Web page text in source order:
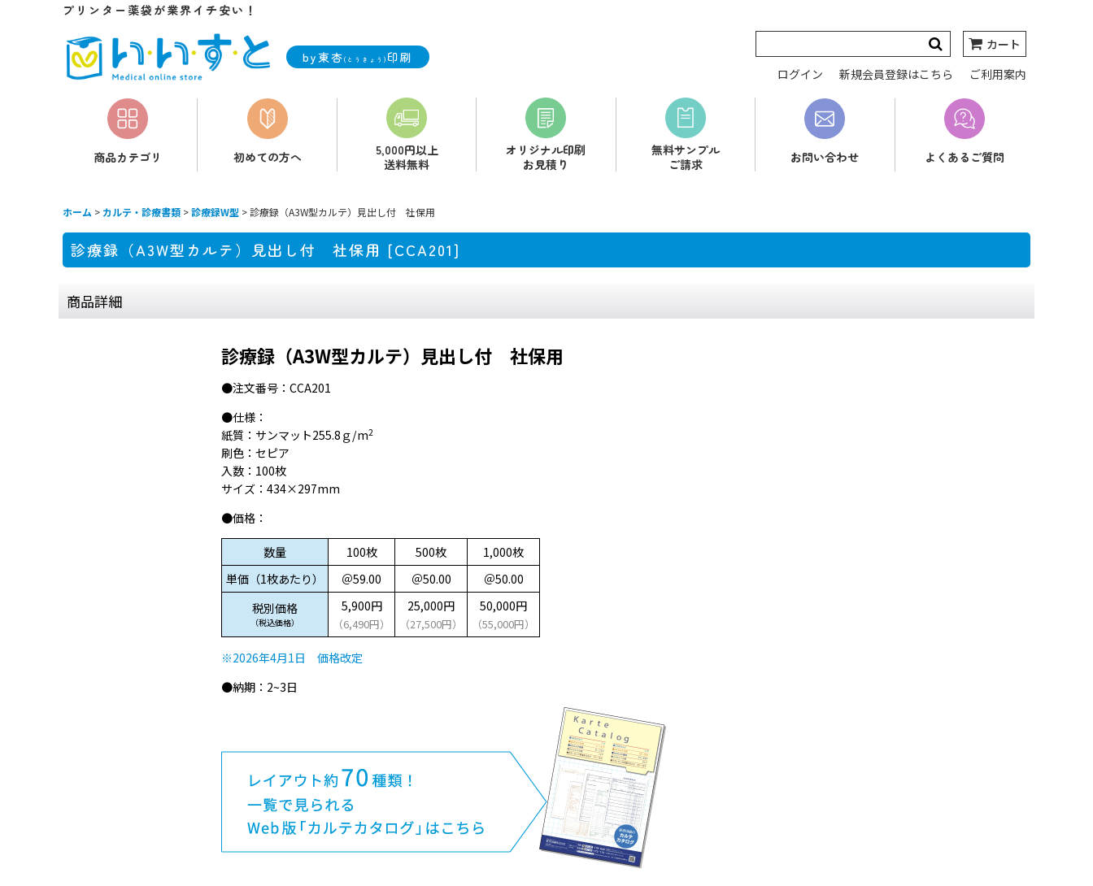
プリンター薬袋が業界イチ安い！
by東杏 (とうきょう) 印刷
カート
ログイン
新規会員登録はこちら ご利用案内
商品カテゴリ 初めての方へ
5,000円以上
送料無料
オリジナル印刷
お見積り
無料サンプル
ご請求
お問い合わせ よくあるご質問
ホーム > カルテ・診療書類 >診療録W型 >診療録（A3W型カルテ）見出し付 社保用
診療録（A3W型カルテ）見出し付 社保用 [CCA201]
商品詳細
診療録（A3W型カルテ）見出し付 社保用
●注文番号：CCA201
●仕様：
紙質：サンマット255.8ｇ/m2
刷色：セピア
入数：100枚
サイズ：434×297mm
●価格：
数量 100枚 500枚
1,000枚
単価（1枚あたり）
＠59.00 ＠50.00
＠50.00
税別価格
（税込価格）
5,900円
（6,490円）
25,000円
（27,500円）
50,000円
（55,000円）
※2026年4月1日 価格改定
●納期：2~3日